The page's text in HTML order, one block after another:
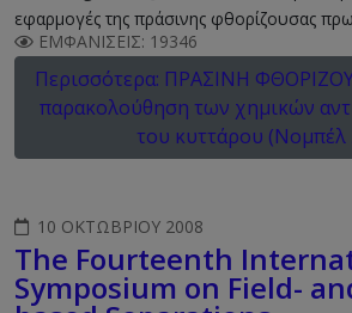
εφαρμογές της πράσινης φθορίζουσας
ΕΜΦΑΝΊΣΕΙΣ: 19346
Περισσότερα: ΠΡΑΣΙΝΗ
παρακολούθηση των χημικών
του κυττάρου (Νομπέλ
10 ΟΚΤΩΒΡΊΟΥ 2008
The Fourteenth
Symposium on Field-